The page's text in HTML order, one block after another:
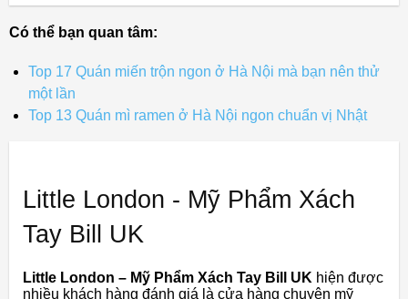
Có thể bạn quan tâm:
Top 17 Quán miến trộn ngon ở Hà Nội mà bạn nên thử
một lần
Top 13 Quán mì ramen ở Hà Nội ngon chuẩn vị Nhật
Little London - Mỹ Phẩm Xách
Tay Bill UK
Little London – Mỹ Phẩm Xách Tay Bill UK hiện được
nhiều khách hàng đánh giá là cửa hàng chuyên mỹ